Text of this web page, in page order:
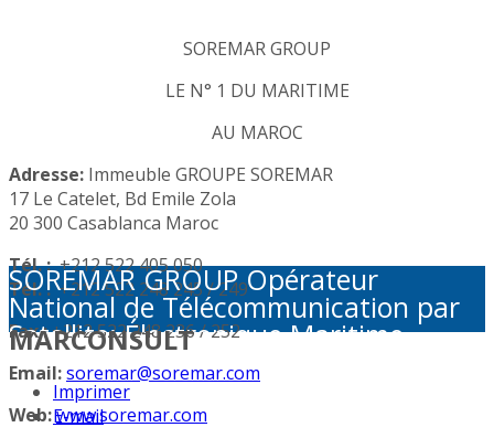
SOREMAR GROUP
LE N° 1 DU MARITIME
AU MAROC
Adresse: Immeuble GROUPE SOREMAR
17 Le Catelet, Bd Emile Zola
20 300 Casablanca Maroc
Tél. :+212 522 405 050
Tél. :+212 522 248 245 / 249
Fax :+212 522 248 236 / 252
Email:soremar@soremar.com
Web:www.soremar.com
SOREMAR GROUP Opérateur
National de Télécommunication par
Satellite: Électronique Maritime -
Activités Portuaires - Plaisance et
Sécurité en Mer - Télécommunication
par Satellite - Défense et sécurité -
MARCONSULT
Imprimer
E-mail